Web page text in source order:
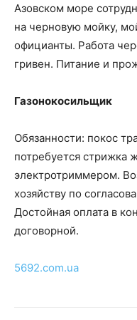
Азовском море
на черновую мойку,
официанты. Работа
гривен. Питание и
Газонокосильщик
Обязанности: покос
потребуется стрижка
электротриммером.
хозяйству по
Достойная оплата в
договорной.
5692.com.ua